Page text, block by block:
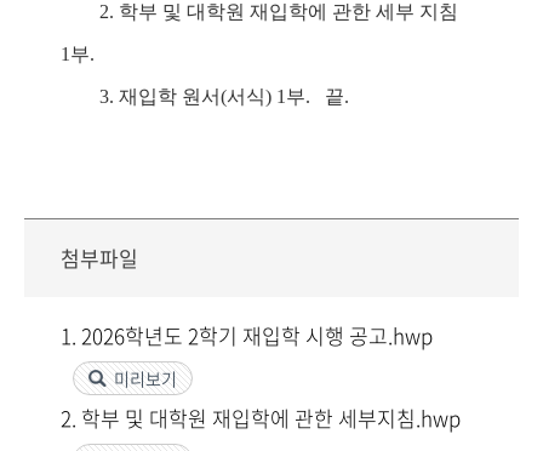
2. 학부 및 대학원 재입학에 관한 세부 지침
1 부.
3. 재입학 원서(서식) 1 부. 끝.
첨부파일
1. 2026학년도 2학기 재입학 시행 공고.hwp
미리보기
2. 학부 및 대학원 재입학에 관한 세부지침.hwp